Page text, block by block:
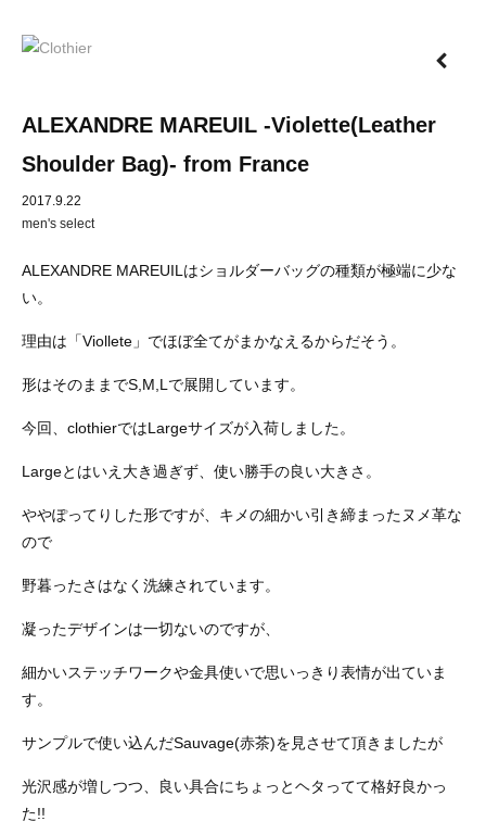
ALEXANDRE MAREUIL -Violette(Leather
Shoulder Bag)- from France
2017.9.22
men's select
ALEXANDRE MAREUILはショルダーバッグの種類が極端に少な
い。
理由は「Viollete」でほぼ全てがまかなえるからだそう。
形はそのままでS,M,Lで展開しています。
今回、clothierではLargeサイズが入荷しました。
Largeとはいえ大き過ぎず、使い勝手の良い大きさ。
ややぽってりした形ですが、キメの細かい引き締まったヌメ革な
ので
野暮ったさはなく洗練されています。
凝ったデザインは一切ないのですが、
細かいステッチワークや金具使いで思いっきり表情が出ていま
す。
サンプルで使い込んだSauvage(赤茶)を見させて頂きましたが
光沢感が増しつつ、良い具合にちょっとヘタってて格好良かっ
た!!